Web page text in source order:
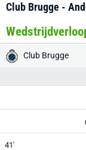
Club Brugge -
Club Brugge
41'